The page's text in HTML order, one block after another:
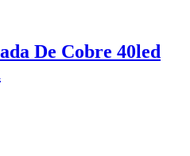
De Cobre 40led